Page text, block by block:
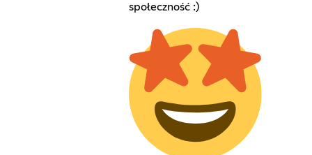
społeczność :)